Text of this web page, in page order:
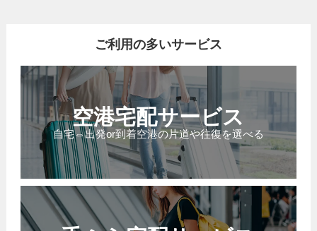
ご利用の多いサービス
空港宅配サービス
自宅⇔出発or到着空港の片道や往復を選べる